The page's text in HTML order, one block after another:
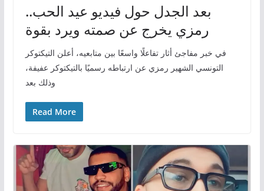
بعد الجدل حول فيديو عيد الحب..
رمزي يخرج عن صمته ويرد بقوة
في خبر مفاجئ أثار تفاعلًا واسعًا بين متابعيه، أعلن التيكتوكر
التونسي الشهير رمزي عن ارتباطه رسميًا بالتيكتوكر عفيفة،
وذلك بعد
Read More